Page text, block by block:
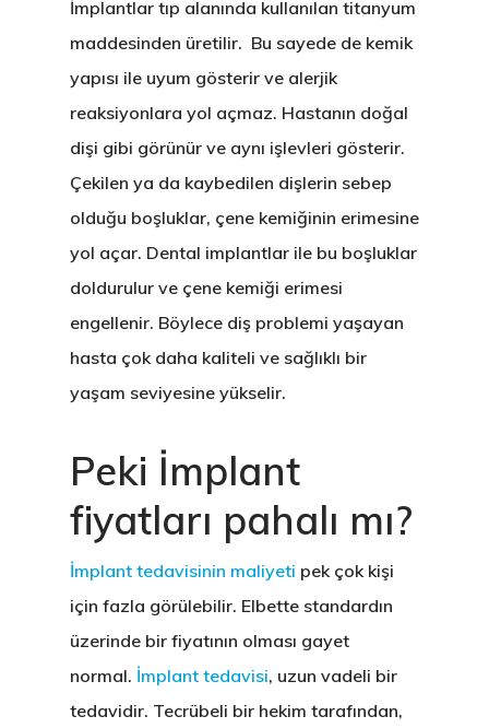
İmplantlar tıp alanında kullanılan titanyum
maddesinden üretilir. Bu sayede de kemik
yapısı ile uyum gösterir ve alerjik
reaksiyonlara yol açmaz. Hastanın doğal
dişi gibi görünür ve aynı işlevleri gösterir.
Çekilen ya da kaybedilen dişlerin sebep
olduğu boşluklar, çene kemiğinin erimesine
yol açar. Dental implantlar ile bu boşluklar
doldurulur ve çene kemiği erimesi
engellenir. Böylece diş problemi yaşayan
hasta çok daha kaliteli ve sağlıklı bir
yaşam seviyesine yükselir.
Peki İmplant
fiyatları pahalı mı?
İmplant tedavisinin maliyeti pek çok kişi
için fazla görülebilir. Elbette standardın
üzerinde bir fiyatının olması gayet
normal. İmplant tedavisi, uzun vadeli bir
tedavidir. Tecrübeli bir hekim tarafından,
Öneri & Şikayet
Blog
Diş Çekimi (Cerrahi)
Kist Operasyonları
Oral Diagnoz Ve
Lamina Kaplama
Zirkonyum Kaplama
Kanal Tedavisi /
Diş Eti Tedavisi
(Periodontoloji)
WHATSAPP